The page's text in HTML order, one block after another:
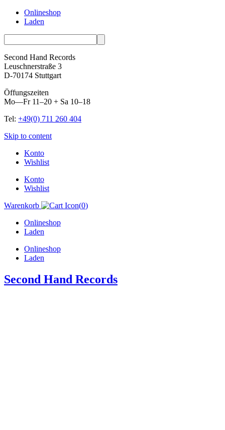
Onlineshop
Laden
Second Hand Records
Leuschnerstraße 3
D-70174 Stuttgart
Öffungszeiten
Mo—Fr 11–20 + Sa 10–18
Tel: +49(0) 711 260 404
Skip to content
Konto
Wishlist
Konto
Wishlist
Warenkorb
(0)
Onlineshop
Laden
Onlineshop
Laden
Second Hand Records